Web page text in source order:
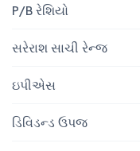
P/B રેશિયો
સરેરાશ સાચી રેન્જ
ઇપીએસ
ડિવિડન્ડ ઉપજ